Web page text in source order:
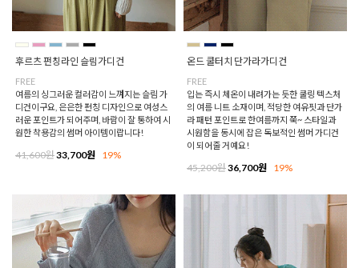
후르츠 펀칭라인 슬림가디건
FREE
여름의 싱그러운 컬러감이 느껴지는 슬림 가
디건이구요, 은은한 펀칭 디자인으로 여성스
러운 포인트가 되어주며, 바람이 잘 통하여 시
원한 착용감의 썸머 아이템이랍니다!
41,600원33,700원 19%
온드 쿨터치 단가라가디건
FREE
입는 즉시 체온이 내려가는 듯한 쿨링 텍스처
의 여름 니트 소재이며, 적당한 여유핏과 단가
라 패턴 포인트로 한여름까지 쭉~ 스타일과
시원함을 동시에 잡은 독보적인 썸머 가디건
이 되어줄 거예요!
45,200원36,700원 19%